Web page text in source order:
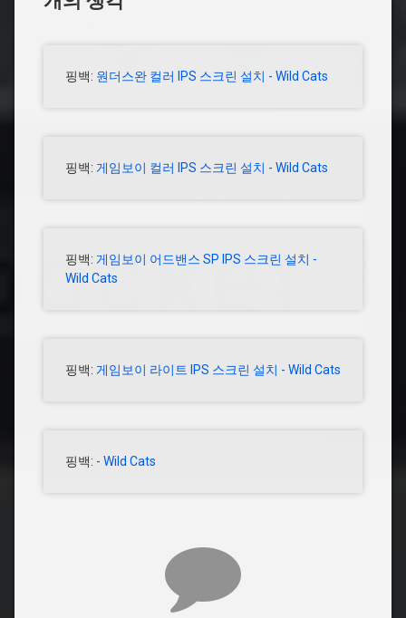
핑백: 원더스완 컬러 IPS 스크린 설치 - Wild Cats
핑백: 게임보이 컬러 IPS 스크린 설치 - Wild Cats
핑백: 게임보이 어드밴스 SP IPS 스크린 설치 -
Wild Cats
핑백: 게임보이 라이트 IPS 스크린 설치 - Wild Cats
핑백: - Wild Cats